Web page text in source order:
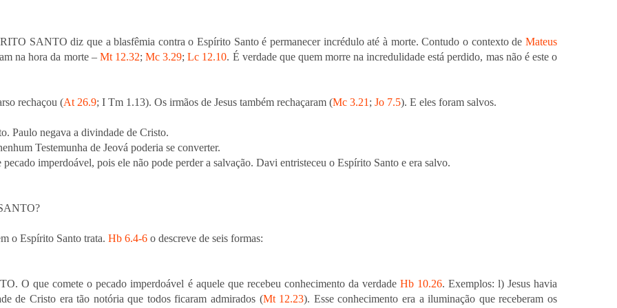
SANTO diz que a blasfêmia contra o Espírito Santo é permanecer incrédulo até à morte. Contudo o contexto de Mateus
na hora da morte – Mt 12.32;Mc 3.29;Lc 12.10. É verdade que quem morre na incredulidade está perdido, mas não é este o
rechaçou (At 26.9; I Tm 1.13). Os irmãos de Jesus também rechaçaram (Mc 3.21 ; Jo 7.5). E eles foram salvos.
Paulo negava a divindade de Cristo.
Testemunha de Jeová poderia se converter.
imperdoável, pois ele não pode perder a salvação. Davi entristeceu o Espírito Santo e era salvo.
o Espírito Santo trata. Hb 6.4-6 o descreve de seis formas:
O que comete o pecado imperdoável é aquele que recebeu conhecimento da verdade Hb 10.26. Exemplos: l) Jesus havia
de Cristo era tão notória que todos ficaram admirados (Mt 12.23). Esse conhecimento era a iluminação que receberam os